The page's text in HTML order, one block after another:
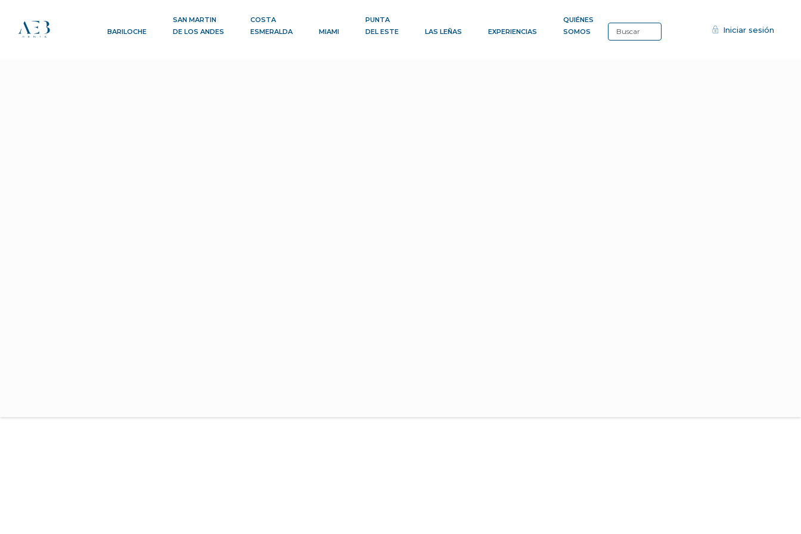
BARILOCHE
SAN MARTIN
DE LOS ANDES
COSTA
ESMERALDA
MIAMI
PUNTA
DEL ESTE
LAS LEÑAS EXPERIENCIAS
QUIÉNES
SOMOS
Iniciar sesión